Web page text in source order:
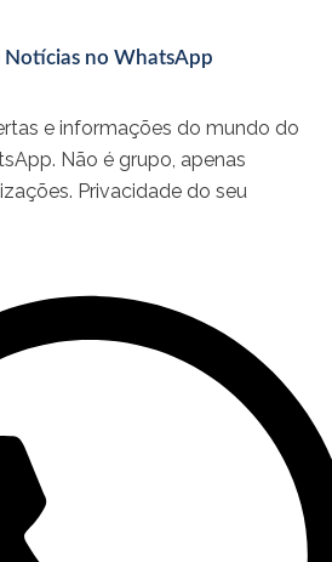
Notícias no WhatsApp
e informações do mundo do
Não é grupo, apenas
Privacidade do seu